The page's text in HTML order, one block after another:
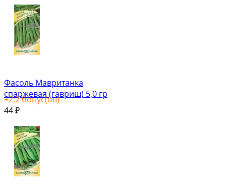
Фасоль Мавританка
спаржевая (гавриш) 5,0 гр
+2.2бонус(ов)
44 ₽